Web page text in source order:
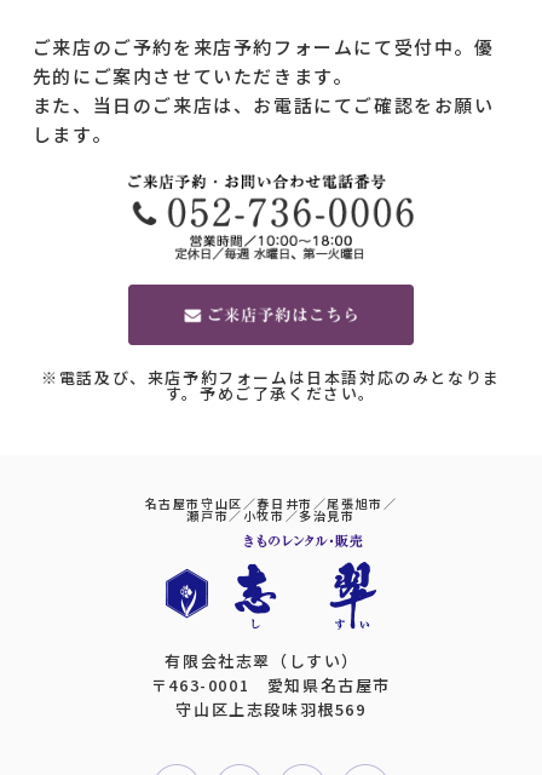
ご来店のご予約を来店予約フォームにて受付中。優
先的にご案内させていただきます。
また、当日のご来店は、お電話にてご確認をお願い
します。
※電話及び、来店予約フォームは日本語対応のみとなりま
す。予めご了承ください。
名古屋市守山区／春日井市／尾張旭市／
瀬戸市／小牧市／多治見市
有限会社志翠（しすい）
〒463-0001 愛知県名古屋市
守山区上志段味羽根569